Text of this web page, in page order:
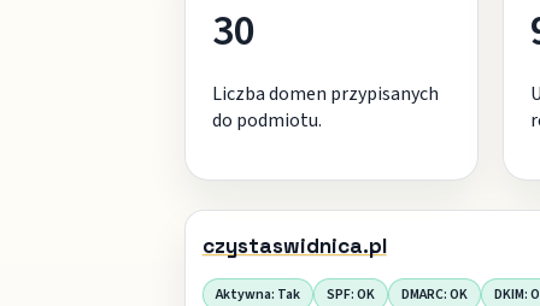
30
Liczba domen przypisanych
do podmiotu.
czystaswidnica.pl
Aktywna: Tak SPF: OK DMARC: OK DKIM: